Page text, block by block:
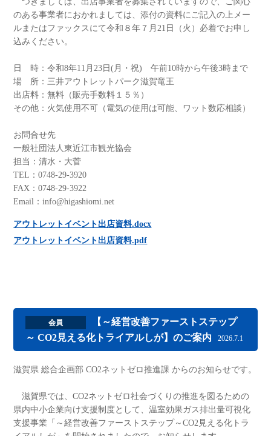
のある事業者におかれましては、添付の資料にご記入の上メー
ルまたはファックスにて令和８年７月21日（火）必着でお申し
込みください。
日 時：令和8年11月23日(月・祝) 午前10時から午後3時まで
場 所：三井アウトレットパーク滋賀竜王
出店料：無料（販売手数料１５％）
その他：火気使用不可（電気の使用は可能、ワット数応相談）
お問合せ先
一般社団法人東近江市観光協会
担当：清水・大菅
TEL：0748-29-3920
FAX：0748-29-3922
Email：info@higashiomi.net
アウトレットイベント出店資料.docx
アウトレットイベント出店資料.pdf
会員
【～経営改善ファーストステップ
～ CO2見える化トライアルしが】のご案内
2026.7.1
滋賀県 総合企画部 CO2ネットゼロ推進課 からのお知らせです。
滋賀県では、CO2ネットゼロ社会づくりの推進を図るための
県内中小企業向け支援制度として、温室効果ガス排出量可視化
支援事業「～経営改善ファーストステップ～CO2見える化トラ